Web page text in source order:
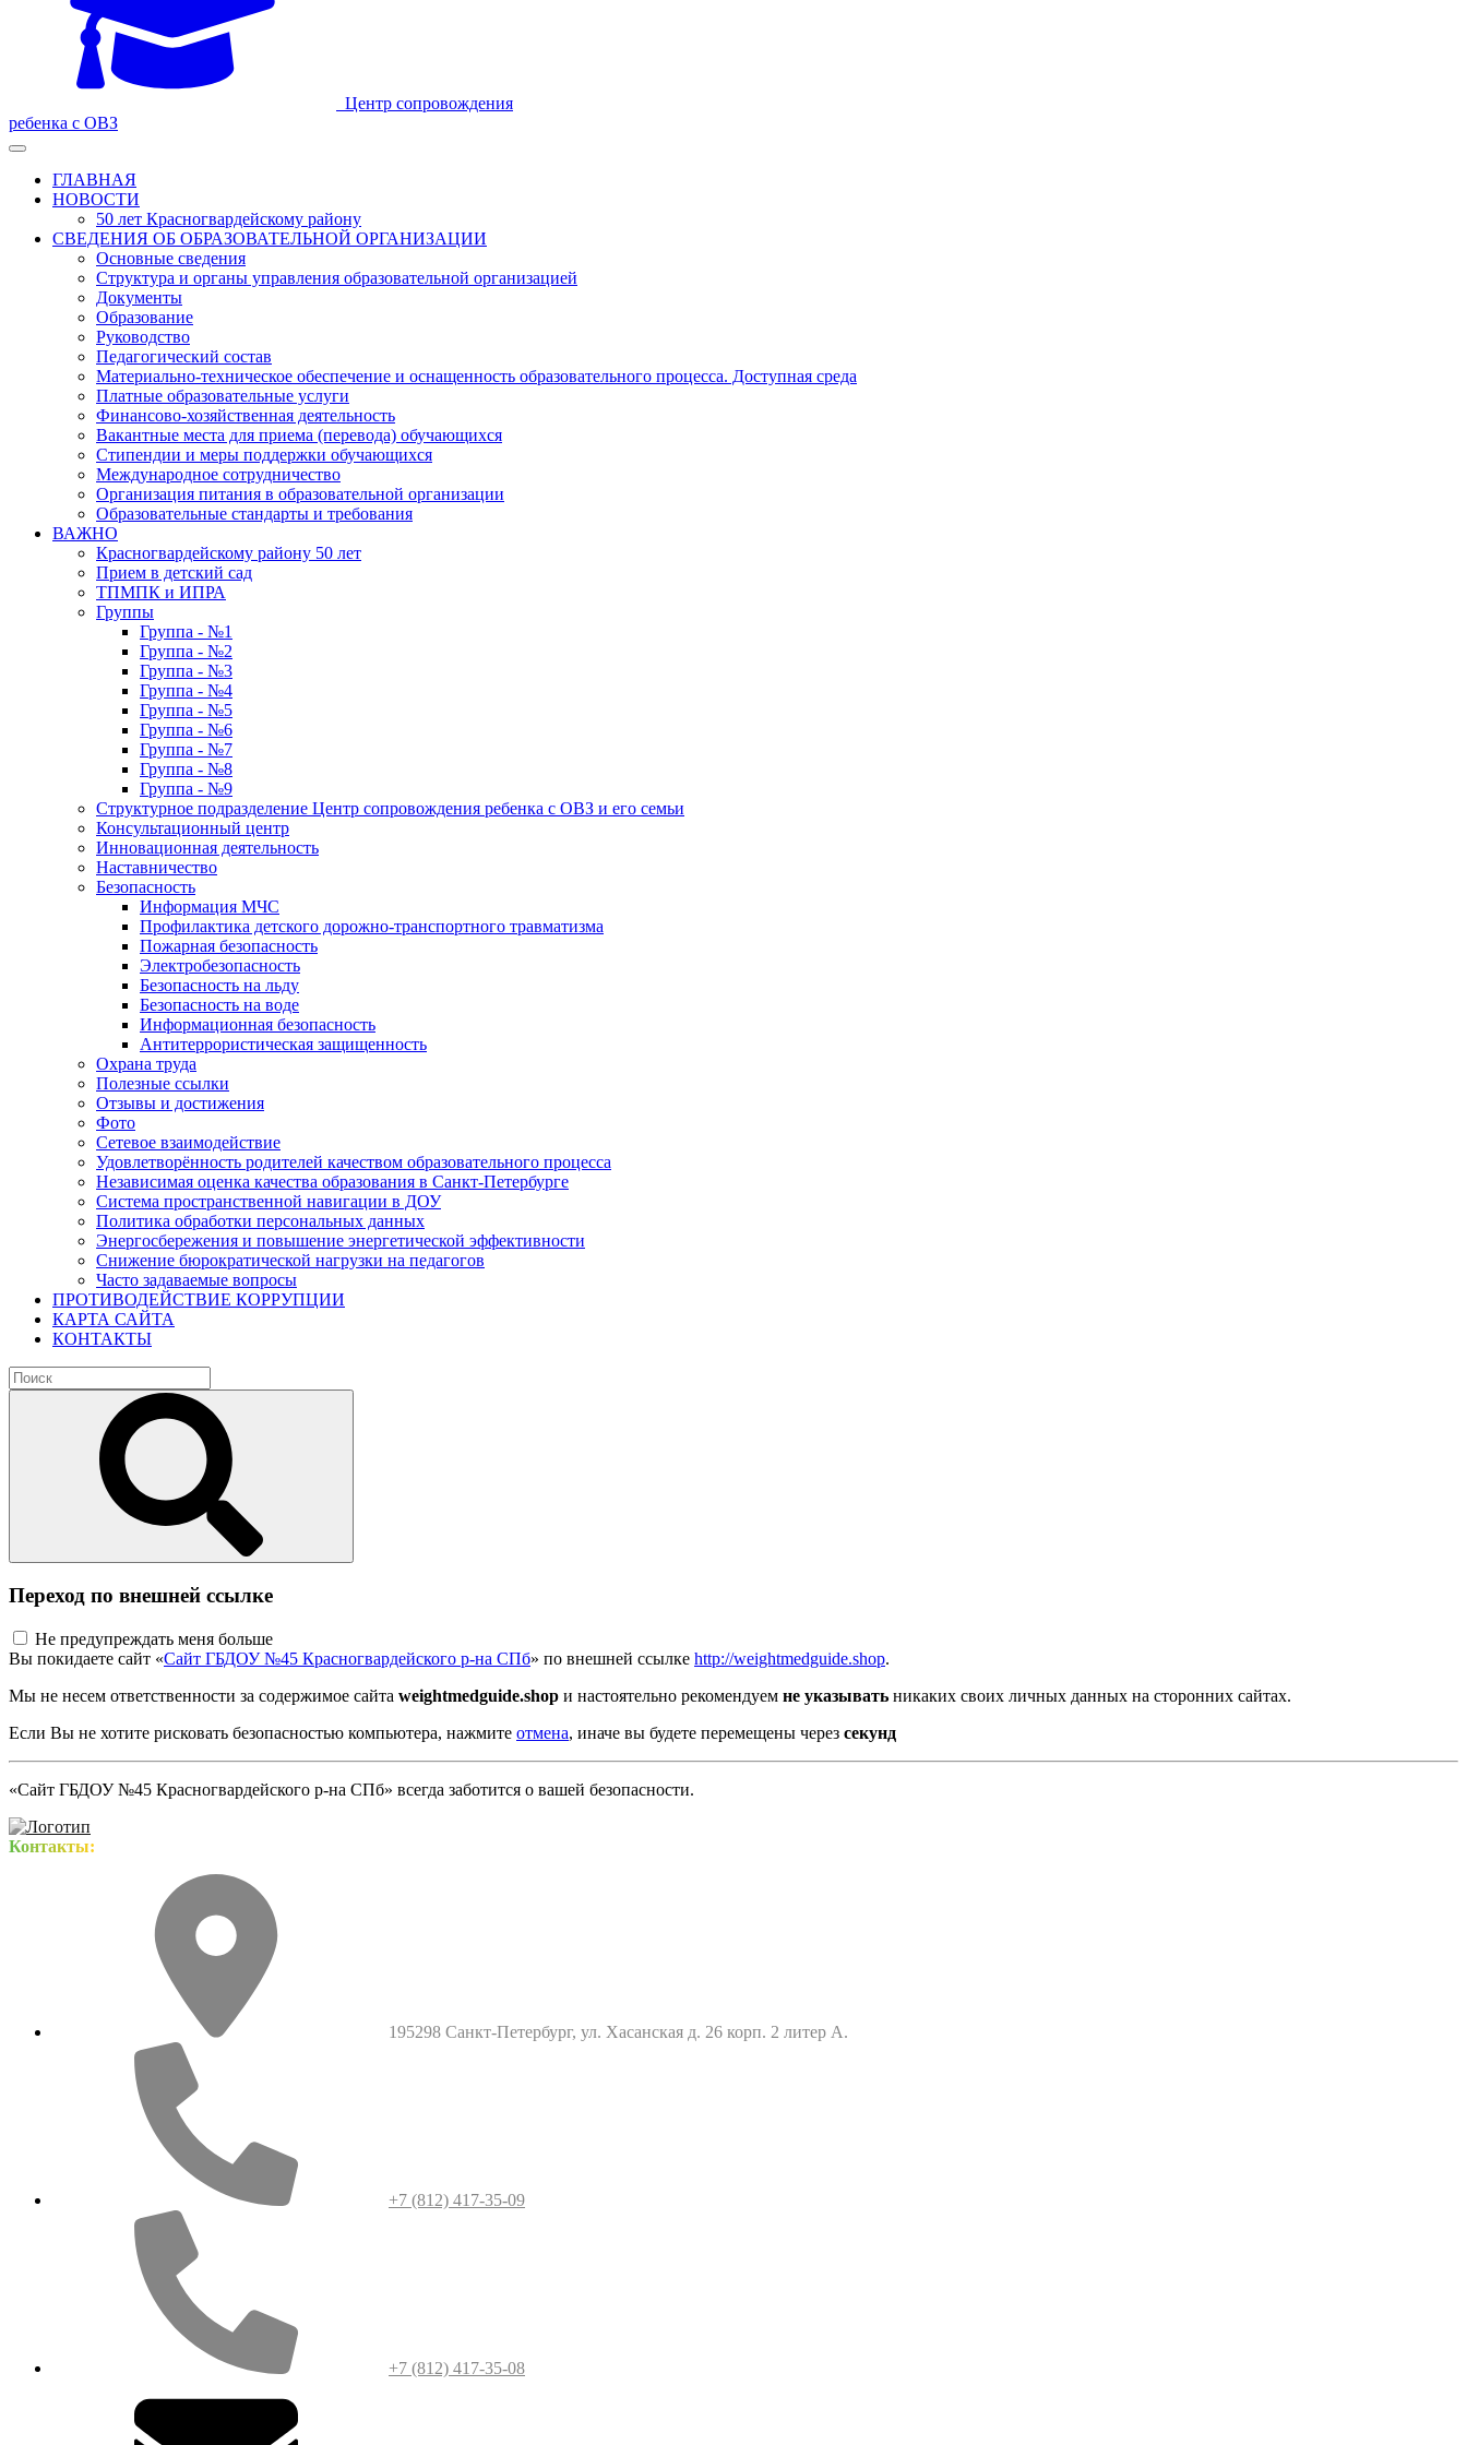
Центр сопровождения
ребенка с ОВЗ
ГЛАВНАЯ
НОВОСТИ
50 лет Красногвардейскому району
СВЕДЕНИЯ ОБ ОБРАЗОВАТЕЛЬНОЙ ОРГАНИЗАЦИИ
Основные сведения
Структура и органы управления образовательной организацией
Документы
Образование
Руководство
Педагогический состав
Материально-техническое обеспечение и оснащенность образовательного процесса. Доступная среда
Платные образовательные услуги
Финансово-хозяйственная деятельность
Вакантные места для приема (перевода) обучающихся
Стипендии и меры поддержки обучающихся
Международное сотрудничество
Организация питания в образовательной организации
Образовательные стандарты и требования
ВАЖНО
Красногвардейскому району 50 лет
Прием в детский сад
ТПМПК и ИПРА
Группы
Группа - №1
Группа - №2
Группа - №3
Группа - №4
Группа - №5
Группа - №6
Группа - №7
Группа - №8
Группа - №9
Структурное подразделение Центр сопровождения ребенка с ОВЗ и его семьи
Консультационный центр
Инновационная деятельность
Наставничество
Безопасность
Информация МЧС
Профилактика детского дорожно-транспортного травматизма
Пожарная безопасность
Электробезопасность
Безопасность на льду
Безопасность на воде
Информационная безопасность
Антитеррористическая защищенность
Охрана труда
Полезные ссылки
Отзывы и достижения
Фото
Сетевое взаимодействие
Удовлетворённость родителей качеством образовательного процесса
Независимая оценка качества образования в Санкт-Петербурге
Система пространственной навигации в ДОУ
Политика обработки персональных данных
Энергосбережения и повышение энергетической эффективности
Снижение бюрократической нагрузки на педагогов
Часто задаваемые вопросы
ПРОТИВОДЕЙСТВИЕ КОРРУПЦИИ
КАРТА САЙТА
КОНТАКТЫ
Переход по внешней ссылке
Не предупреждать меня больше
Вы покидаете сайт «Сайт ГБДОУ №45 Красногвардейского р-на СПб» по внешней ссылке http://weightmedguide.shop.
Мы не несем ответственности за содержимое сайта weightmedguide.shop и настоятельно рекомендуем не указывать никаких своих личных данных на сторонних сайтах.
Если Вы не хотите рисковать безопасностью компьютера, нажмите отмена, иначе вы будете перемещены через секунд
«Сайт ГБДОУ №45 Красногвардейского р-на СПб» всегда заботится о вашей безопасности.
Контакты:
195298 Санкт-Петербург, ул. Хасанская д. 26 корп. 2 литер А.
+7 (812) 417-35-09
+7 (812) 417-35-08